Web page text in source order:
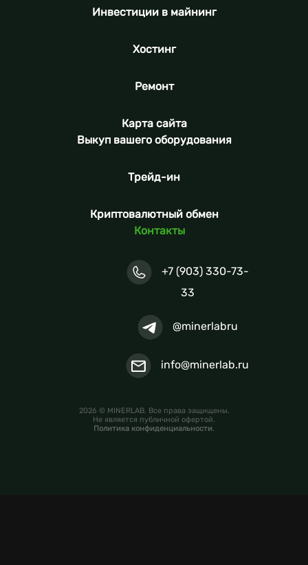
Инвестиции в майнинг
Хостинг
Ремонт
Карта сайта
Выкуп вашего оборудования
Трейд-ин
Криптовалютный обмен
Контакты
+7 (903) 330-73-
33
@minerlabru
info@minerlab.ru
2026 © MINERLAB. Все права защищены.
Не является публичной офертой.
Политика конфиденциальности.